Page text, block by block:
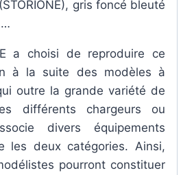
gris foncé bleuté
…
a choisi de reproduire ce
à la suite des modèles à
outre la grande variété de
différents chargeurs ou
divers équipements
les deux catégories. Ainsi,
pourront constituer